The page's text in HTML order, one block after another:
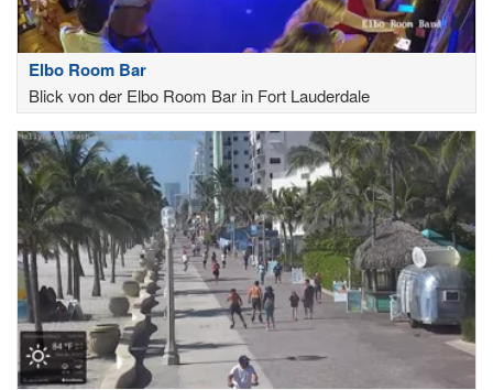
Elbo Room Bar
Blick von der Elbo Room Bar in Fort Lauderdale